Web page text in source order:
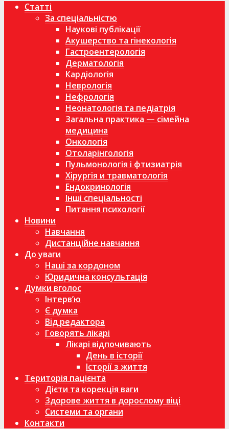
Статті
За спеціальністю
Наукові публікації
Акушерство та гінекологія
Гастроентерологія
Дерматологія
Кардіологія
Неврологія
Нефрологія
Неонатологія та педіатрія
Загальна практика — сімейна
медицина
Онкологія
Отоларінгологія
Пульмонологія і фтизиатрія
Хірургія и травматологія
Ендокринологія
Інші спеціальності
Питання психології
Новини
Навчання
Дистанційне навчання
До уваги
Наші за кордоном
Юридична консультація
Думки вголос
Інтерв’ю
Є думка
Від редактора
Говорять лікарі
Лікарі відпочивають
День в історії
Історії з життя
Територія пацієнта
Дієти та корекція ваги
Здорове життя в дорослому віці
Системи та органи
Контакти